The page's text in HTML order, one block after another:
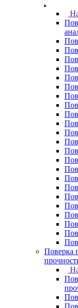
Поверка